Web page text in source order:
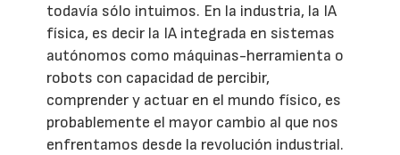
todavía sólo intuimos. En la industria, la IA
física, es decir la IA integrada en sistemas
autónomos como máquinas-herramienta o
robots con capacidad de percibir,
comprender y actuar en el mundo físico, es
probablemente el mayor cambio al que nos
enfrentamos desde la revolución industrial.